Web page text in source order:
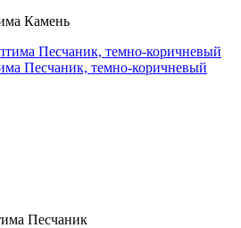
Камень
Песчаник, темно-коричневый
Песчаник